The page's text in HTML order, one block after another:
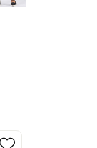
oder benutze